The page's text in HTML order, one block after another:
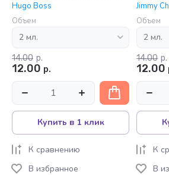
Hugo Boss
Объем
14.00 р.
12.00 р.
Купить в 1 клик
К сравнению
В избранное
Jimmy
Объем
14.00 р.
12.00
К
В